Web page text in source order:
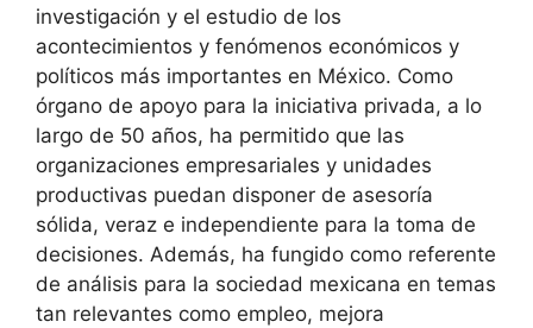
investigación y el estudio de los
acontecimientos y fenómenos económicos y
políticos más importantes en México. Como
órgano de apoyo para la iniciativa privada, a lo
largo de 50 años, ha permitido que las
organizaciones empresariales y unidades
productivas puedan disponer de asesoría
sólida, veraz e independiente para la toma de
decisiones. Además, ha fungido como referente
de análisis para la sociedad mexicana en temas
tan relevantes como empleo, mejora